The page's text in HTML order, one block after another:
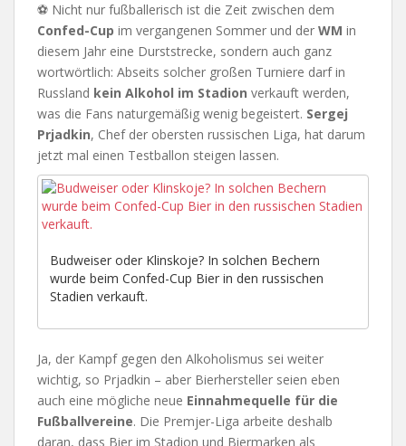
⚽ Nicht nur fußballerisch ist die Zeit zwischen dem
Confed-Cup im vergangenen Sommer und der WM in
diesem Jahr eine Durststrecke, sondern auch ganz
wortwörtlich: Abseits solcher großen Turniere darf in
Russland kein Alkohol im Stadion verkauft werden,
was die Fans naturgemäßig wenig begeistert. Sergej
Prjadkin, Chef der obersten russischen Liga, hat darum
jetzt mal einen Testballon steigen lassen.
Budweiser oder Klinskoje? In solchen Bechern
wurde beim Confed-Cup Bier in den russischen
Stadien verkauft.
Ja, der Kampf gegen den Alkoholismus sei weiter
wichtig, so Prjadkin – aber Bierhersteller seien eben
auch eine mögliche neue Einnahmequelle für die
Fußballvereine. Die Premjer-Liga arbeite deshalb
daran, dass Bier im Stadion und Biermarken als